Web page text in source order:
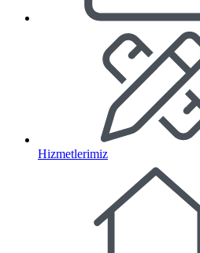
Hizmetlerimiz